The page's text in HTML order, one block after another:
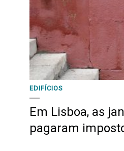
EDIFÍCIOS
Em Lisboa, as
pagaram